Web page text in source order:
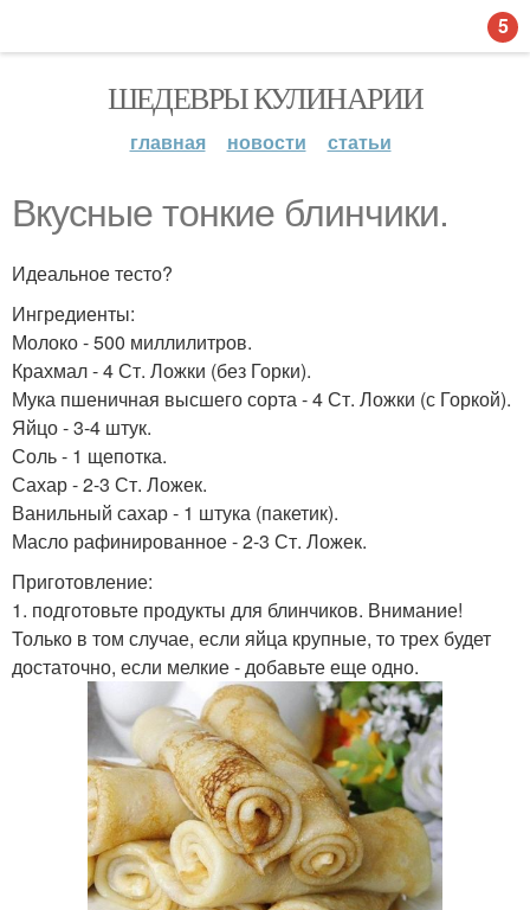
ШЕДЕВРЫ КУЛИНАРИИ
главная новости статьи
Вкусные тонкие блинчики.
Идеальное тесто?
Ингредиенты:
Молоко - 500 миллилитров.
Крахмал - 4 Ст. Ложки (без Горки).
Мука пшеничная высшего сорта - 4 Ст. Ложки (с Горкой).
Яйцо - 3-4 штук.
Соль - 1 щепотка.
Сахар - 2-3 Ст. Ложек.
Ванильный сахар - 1 штука (пакетик).
Масло рафинированное - 2-3 Ст. Ложек.
Приготовление:
1. подготовьте продукты для блинчиков. Внимание!
Только в том случае, если яйца крупные, то трех будет
достаточно, если мелкие - добавьте еще одно.
5